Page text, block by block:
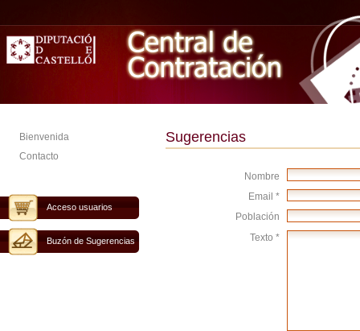
Bienvenida
Contacto
Acceso usuarios
Buzón de Sugerencias
Sugerencias
Nombre
Email *
Población
Texto *